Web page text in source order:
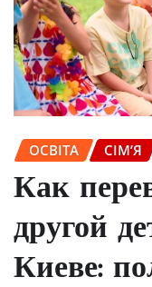
ОСВІТА СІМ’Я
Как
другой
Киеве: